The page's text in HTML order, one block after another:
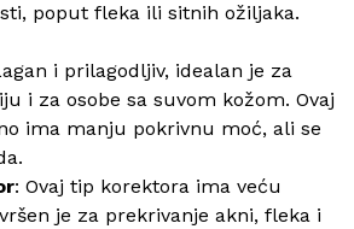
poput fleka ili sitnih ožiljaka.
i prilagodljiv, idealan je za
i za osobe sa suvom kožom. Ovaj
ima manju pokrivnu moć, ali se
: Ovaj tip korektora ima veću
je za prekrivanje akni, fleka i